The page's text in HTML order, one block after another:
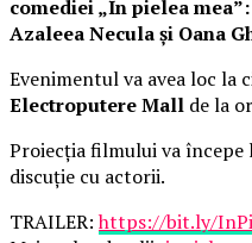
comediei „În pielea
Azaleea Necula și Oana
Evenimentul va avea loc la
Electroputere Mall de la
Proiecția filmului va începe
discuție cu actorii.
TRAILER:https://bit.ly/